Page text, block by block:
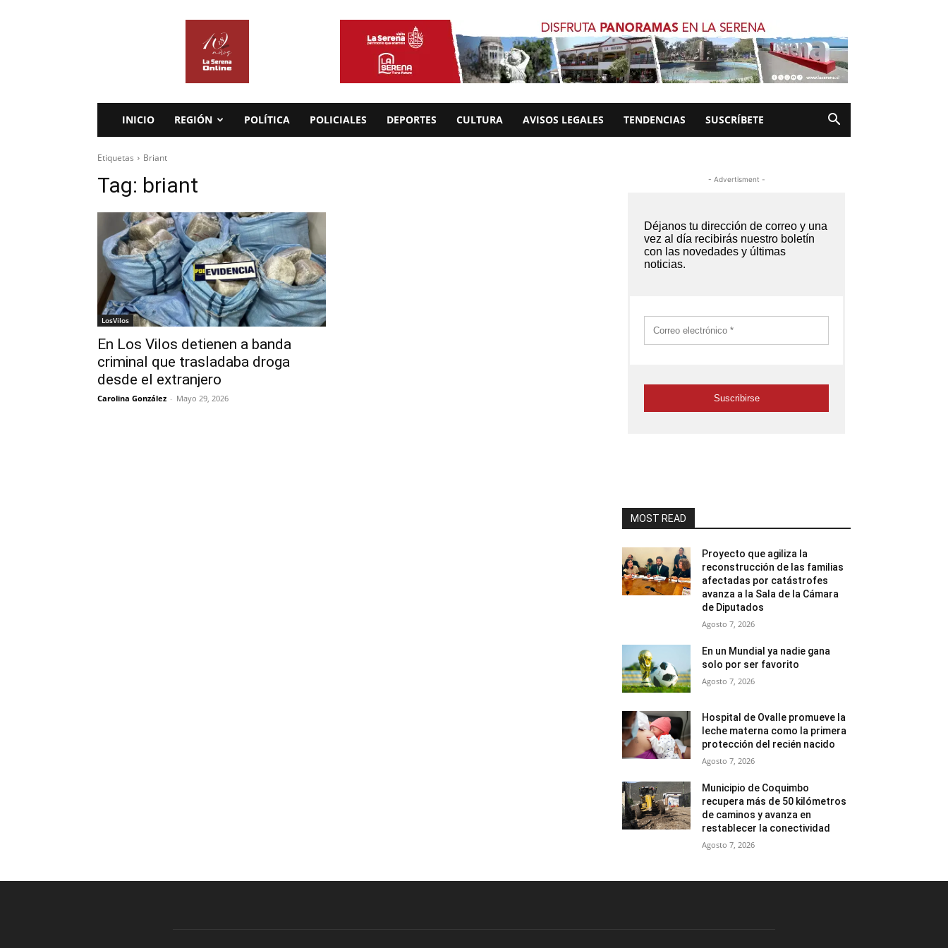
INICIO REGIÓN POLÍTICA POLICIALES DEPORTES CULTURA AVISOS LEGALES TENDENCIAS SUSCRÍBETE
Etiquetas Briant
Tag: briant
LosVilos
En Los Vilos detienen a banda
criminal que trasladaba droga
desde el extranjero
Carolina González - Mayo 29, 2026
- Advertisment -
MOST READ
Proyecto que agiliza la
reconstrucción de las familias
afectadas por catástrofes
avanza a la Sala de la Cámara
de Diputados
Agosto 7, 2026
En un Mundial ya nadie gana
solo por ser favorito
Agosto 7, 2026
Hospital de Ovalle promueve la
leche materna como la primera
protección del recién nacido
Agosto 7, 2026
Municipio de Coquimbo
recupera más de 50 kilómetros
de caminos y avanza en
restablecer la conectividad
Agosto 7, 2026